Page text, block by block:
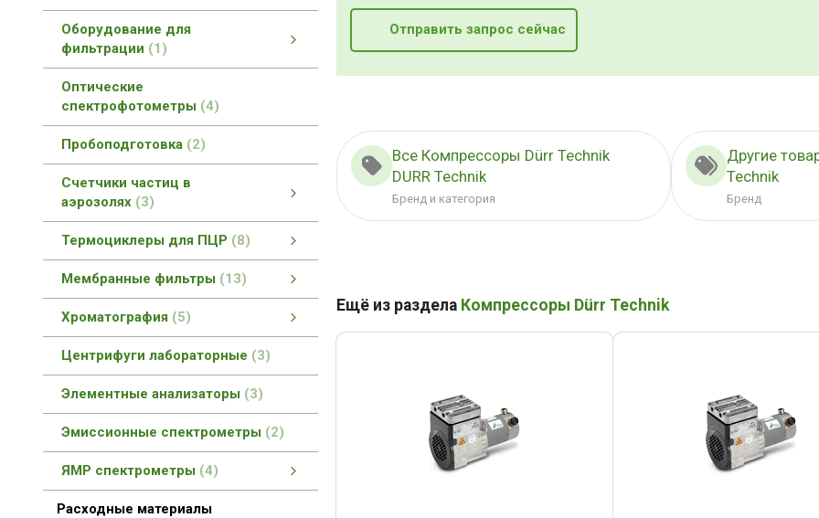
Оборудование для
фильтрации
1
Оптические
спектрофотометры 4
Пробоподготовка 2
Счетчики частиц в
аэрозолях
3
Термоциклеры для ПЦР 8
Мембранные фильтры 13
Хроматография 5
Центрифуги лабораторные 3
Элементные анализаторы 3
Эмиссионные спектрометры 2
ЯМР спектрометры 4
Расходные материалы
Отправить запрос сейчас
Все Компрессоры Dürr Technik
DURR Technik
Бренд и категория
Другие
Technik
Бренд
Ещё из раздела Компрессоры Dürr Technik